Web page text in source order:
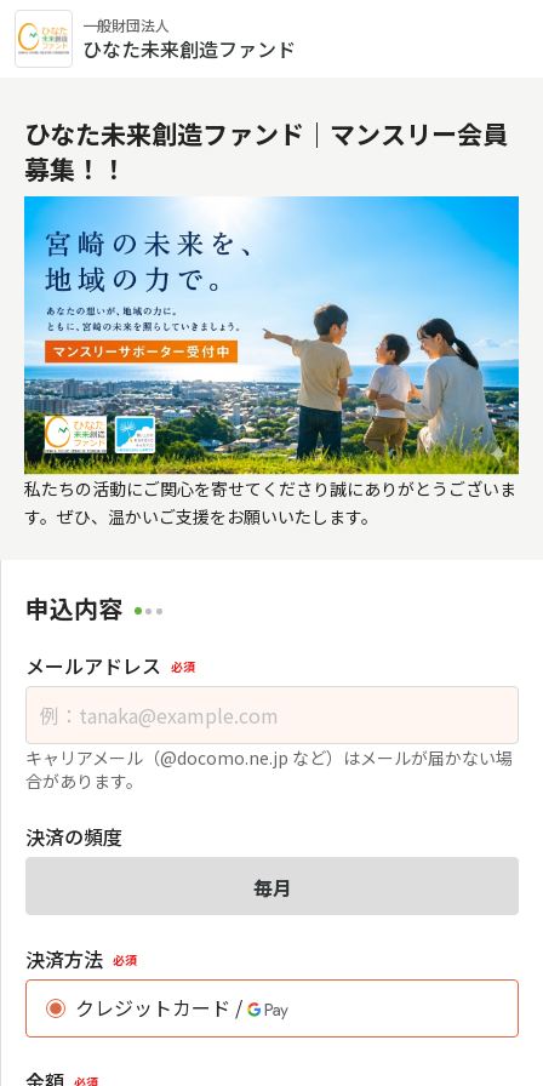
一般財団法人
ひなた未来創造ファンド
ひなた未来創造ファンド｜マンスリー会員
募集！！
私たちの活動にご関心を寄せてくださり誠にありがとうございま
す。ぜひ、温かいご支援をお願いいたします。
申込内容
メールアドレス 必須
キャリアメール（@docomo.ne.jp など）はメールが届かない場
合があります。
決済の頻度
毎月
決済方法 必須
クレジットカード /
必須